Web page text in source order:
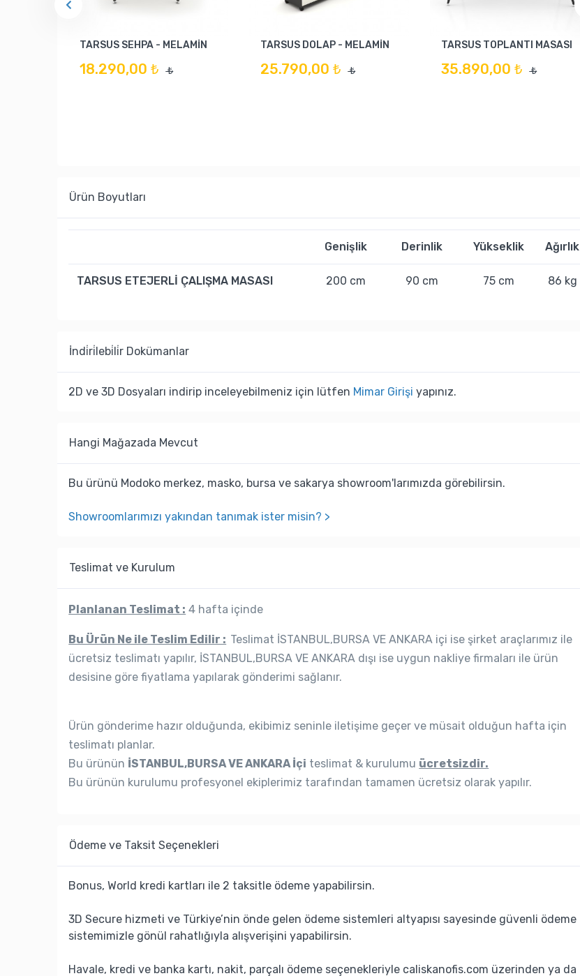
TARSUS SEHPA - MELAMİN
18.290,00 ₺ ₺
TARSUS DOLAP - MELAMİN
25.790,00 ₺ ₺
TARSUS TOPLANTI MASASI
35.890,00 ₺ ₺
Ürün Boyutları
Genişlik Derinlik Yükseklik Ağırlık
TARSUS ETEJERLİ ÇALIŞMA MASASI 200 cm 90 cm 75 cm 86 kg
İndi̇ri̇lebi̇li̇r Dokümanlar
2D ve 3D Dosyaları indirip inceleyebilmeniz için lütfen Mimar Girişi yapınız.
Hangi Mağazada Mevcut
Bu ürünü Modoko merkez, masko, bursa ve sakarya showroom'larımızda görebilirsin.
Showroomlarımızı yakından tanımak ister misin? >
Teslimat ve Kurulum
Planlanan Teslimat : 4 hafta içinde
Bu Ürün Ne ile Teslim Edilir : Teslimat İSTANBUL,BURSA VE ANKARA içi ise şirket araçlarımız ile
ücretsiz teslimatı yapılır, İSTANBUL,BURSA VE ANKARA dışı ise uygun nakliye firmaları ile ürün
desisine göre fiyatlama yapılarak gönderimi sağlanır.
Ürün gönderime hazır olduğunda, ekibimiz seninle iletişime geçer ve müsait olduğun hafta için
teslimatı planlar.
Bu ürünün İSTANBUL,BURSA VE ANKARA İçi teslimat & kurulumu ücretsizdir.
Bu ürünün kurulumu profesyonel ekiplerimiz tarafından tamamen ücretsiz olarak yapılır.
Ödeme ve Taksit Seçenekleri
Bonus, World kredi kartları ile 2 taksitle ödeme yapabilirsin.
3D Secure hizmeti ve Türkiye’nin önde gelen ödeme sistemleri altyapısı sayesinde güvenli ödeme
sistemimizle gönül rahatlığıyla alışverişini yapabilirsin.
Havale, kredi ve banka kartı, nakit, parçalı ödeme seçenekleriyle caliskanofis.com üzerinden ya da